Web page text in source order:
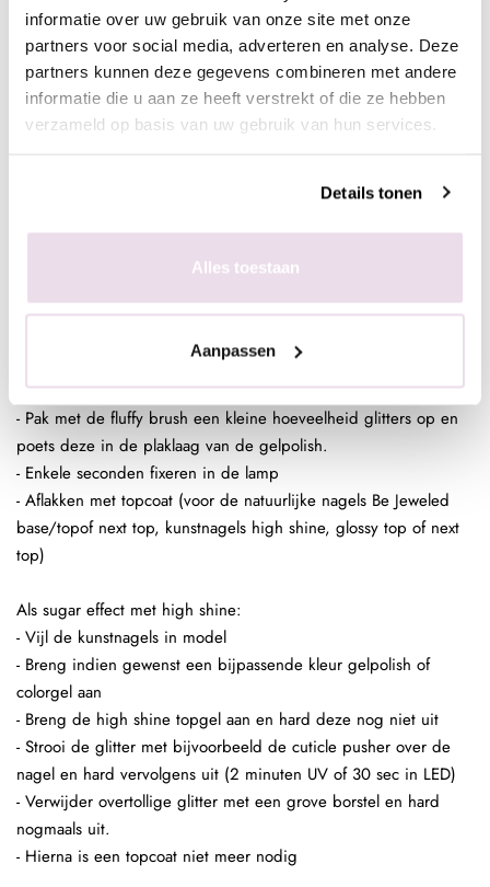
informatie over uw gebruik van onze site met onze
partners voor social media, adverteren en analyse. Deze
partners kunnen deze gegevens combineren met andere
informatie die u aan ze heeft verstrekt of die ze hebben
verzameld op basis van uw gebruik van hun services.
Details tonen
Alles toestaan
Aanpassen
base/topof next top, kunstnagels high shine, glossy top of next
In de plaklaag van de clear gelpolish (voor een optimaal
dehydrateren met magic prep en de ultrabond aan te brengen
poets deze in de plaklaag van de gelpolish.
- Breng de rubber base, superbond base gel, of Be Jeweled
base/top aan
- Pak met de fluffy brush een kleine hoeveelheid glitters op en
poets deze in de plaklaag van de gelpolish.
- Enkele seconden fixeren in de lamp
- Aflakken met topcoat (voor de natuurlijke nagels Be Jeweled
base/topof next top, kunstnagels high shine, glossy top of next
top)
Als sugar effect met high shine:
- Vijl de kunstnagels in model
- Breng indien gewenst een bijpassende kleur gelpolish of
colorgel aan
- Breng de high shine topgel aan en hard deze nog niet uit
- Strooi de glitter met bijvoorbeeld de cuticle pusher over de
nagel en hard vervolgens uit (2 minuten UV of 30 sec in LED)
- Verwijder overtollige glitter met een grove borstel en hard
nogmaals uit.
- Hierna is een topcoat niet meer nodig